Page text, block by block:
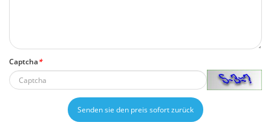
Captcha*
Senden sie den preis sofort zurück